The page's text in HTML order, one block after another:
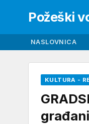
Požeški
NASLOVNICA
KULTURA -